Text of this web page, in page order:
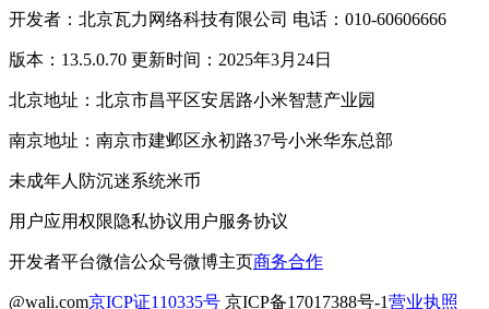
开发者：北京瓦力网络科技有限公司 电话：010-60606666
版本：13.5.0.70 更新时间：2025年3月24日
北京地址：北京市昌平区安居路小米智慧产业园
南京地址：南京市建邺区永初路37号小米华东总部
未成年人防沉迷系统米币
用户应用权限隐私协议用户服务协议
开发者平台微信公众号微博主页商务合作
@wali.com京ICP证110335号 京ICP备17017388号-1营业执照